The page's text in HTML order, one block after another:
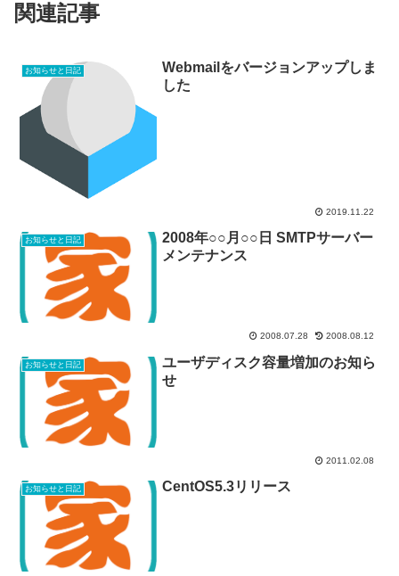
関連記事
お知らせと日記
Webmailをバージョンアップしま
した
2019.11.22
お知らせと日記
2008年○○月○○日 SMTPサーバー
メンテナンス
2008.07.28 2008.08.12
お知らせと日記
ユーザディスク容量増加のお知ら
せ
2011.02.08
お知らせと日記 CentOS5.3リリース